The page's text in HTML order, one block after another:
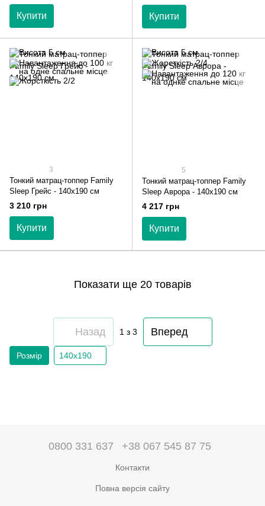
Купити Купити
3
Тонкий матрац-топпер Family
Sleep Грейс - 140х190 см
3 210 грн
Купити
5
Тонкий матрац-топпер Family
Sleep Аврора - 140х190 см
4 217 грн
Купити
Показати ще 20 товарів
Назад 1з 3 Вперед
Розмір 140х190
0800 331 637 +38 067 545 87 75
Контакти
Повна версія сайту